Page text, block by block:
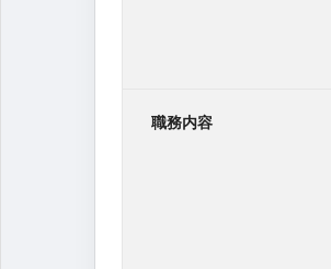
職務内容